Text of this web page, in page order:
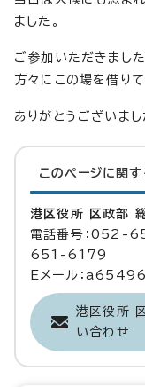
ました。
ご参加いただきまし
方々にこの場を借り
ありがとうございまし
このページに関す
港区役所 区政部
電話番号：052-
651-6179
Eメール：
港区役所
い合わせ